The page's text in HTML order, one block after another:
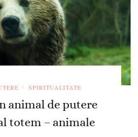
SPIRITUALITATE
animal de putere
totem – animale